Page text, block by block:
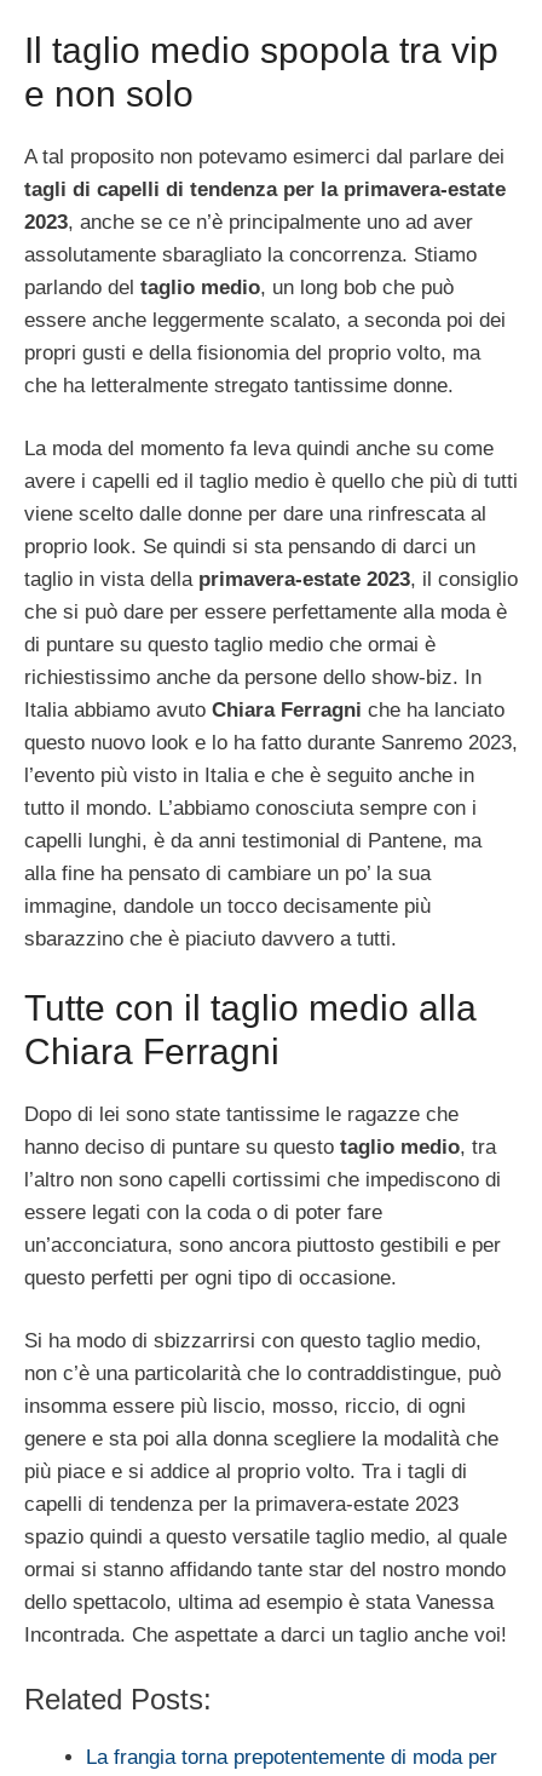
Il taglio medio spopola tra vip
e non solo
A tal proposito non potevamo esimerci dal parlare dei
tagli di capelli di tendenza per la primavera-estate
2023, anche se ce n’è principalmente uno ad aver
assolutamente sbaragliato la concorrenza. Stiamo
parlando del taglio medio, un long bob che può
essere anche leggermente scalato, a seconda poi dei
propri gusti e della fisionomia del proprio volto, ma
che ha letteralmente stregato tantissime donne.
La moda del momento fa leva quindi anche su come
avere i capelli ed il taglio medio è quello che più di tutti
viene scelto dalle donne per dare una rinfrescata al
proprio look. Se quindi si sta pensando di darci un
taglio in vista della primavera-estate 2023, il consiglio
che si può dare per essere perfettamente alla moda è
di puntare su questo taglio medio che ormai è
richiestissimo anche da persone dello show-biz. In
Italia abbiamo avuto Chiara Ferragni che ha lanciato
questo nuovo look e lo ha fatto durante Sanremo 2023,
l’evento più visto in Italia e che è seguito anche in
tutto il mondo. L’abbiamo conosciuta sempre con i
capelli lunghi, è da anni testimonial di Pantene, ma
alla fine ha pensato di cambiare un po’ la sua
immagine, dandole un tocco decisamente più
sbarazzino che è piaciuto davvero a tutti.
Tutte con il taglio medio alla
Chiara Ferragni
Dopo di lei sono state tantissime le ragazze che
hanno deciso di puntare su questo taglio medio, tra
l’altro non sono capelli cortissimi che impediscono di
essere legati con la coda o di poter fare
un’acconciatura, sono ancora piuttosto gestibili e per
questo perfetti per ogni tipo di occasione.
Si ha modo di sbizzarrirsi con questo taglio medio,
non c’è una particolarità che lo contraddistingue, può
insomma essere più liscio, mosso, riccio, di ogni
genere e sta poi alla donna scegliere la modalità che
più piace e si addice al proprio volto. Tra i tagli di
capelli di tendenza per la primavera-estate 2023
spazio quindi a questo versatile taglio medio, al quale
ormai si stanno affidando tante star del nostro mondo
dello spettacolo, ultima ad esempio è stata Vanessa
Incontrada. Che aspettate a darci un taglio anche voi!
Related Posts:
La frangia torna prepotentemente di moda per